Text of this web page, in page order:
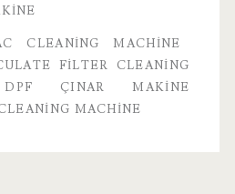
CLEANING MACHINE
FILTER CLEANING
DPF ÇINAR MAKINE
MACHINE